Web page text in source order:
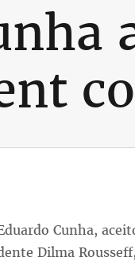
Cunha,
Dilma